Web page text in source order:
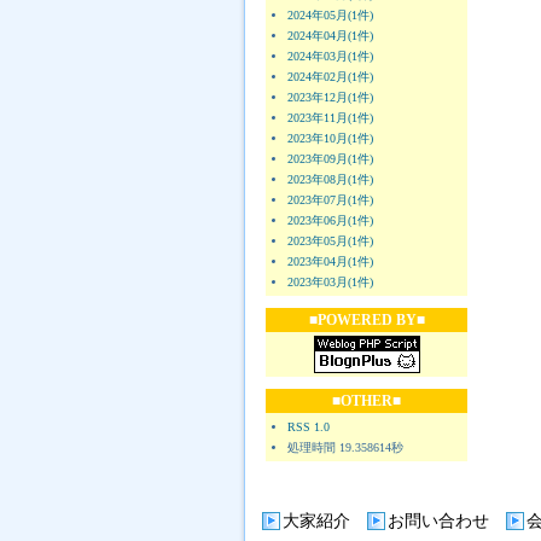
2024年05月(1件)
2024年04月(1件)
2024年03月(1件)
2024年02月(1件)
2023年12月(1件)
2023年11月(1件)
2023年10月(1件)
2023年09月(1件)
2023年08月(1件)
2023年07月(1件)
2023年06月(1件)
2023年05月(1件)
2023年04月(1件)
2023年03月(1件)
■POWERED BY■
■OTHER■
RSS 1.0
処理時間 19.358614秒
大家紹介 お問い合わせ